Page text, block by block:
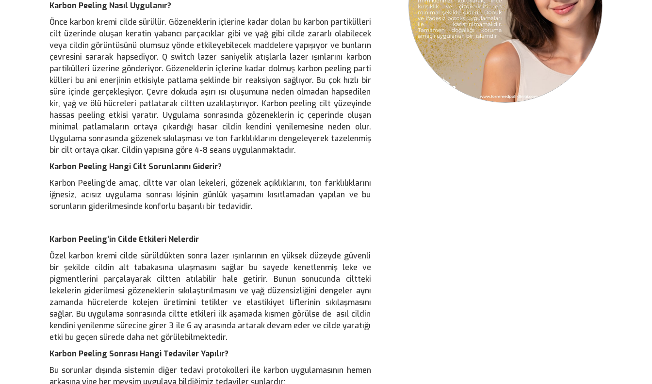
Karbon Peeling Nasıl Uygulanır?
Önce karbon kremi cilde sürülür. Gözeneklerin içlerine kadar dolan bu karbon partikülleri
cilt üzerinde oluşan keratin yabancı parçacıklar gibi ve yağ gibi cilde zararlı olabilecek
veya cildin görüntüsünü olumsuz yönde etkileyebilecek maddelere yapışıyor ve bunların
çevresini sararak hapsediyor. Q switch lazer saniyelik atışlarla lazer ışınlarını karbon
partikülleri üzerine gönderiyor. Gözeneklerin içlerine kadar dolmuş karbon peeling parti​
külleri bu ani enerjinin etkisiyle patlama şeklinde bir reaksiyon sağlıyor. Bu çok hızlı bir
süre içinde gerçekleşiyor. Çevre dokuda aşırı ısı oluşumuna neden olmadan hapsedilen
kir​,​ yağ​ ve​ ölü hücreleri patlatarak ciltten uzaklaştırıyor. Karbon peeling cilt yüzeyinde
hassas peeling etkisi yaratır. Uygulama sonrasında gözeneklerin iç çeperinde oluşan
minimal patlamaların ortaya çıkardığı hasar cildin kendini yenilemesine neden olur.
Uygulama sonrasında gözenek sıkılaşması ve ton farklılıklarını dengeleyerek tazelenmiş
bir cilt ortaya çıkar. Cildin yapısına göre 4-8 seans uygulanmaktadır.
Karbon Peeling Hangi Cilt Sorunlarını Giderir?
Karbon Peeling’de amaç, ciltte var olan lekeleri, gözenek açıklıklarını, ton farklılıklarını
iğnesiz, acısız uygulama sonrası kişinin günlük yaşamını kısıtlamadan yapılan ve bu
sorunların giderilmesinde konforlu başarılı bir tedavidir.
Karbon Peeling’in Cilde Etkileri Nelerdir
Özel karbon kremi cilde sürüldükten sonra lazer ışınlarının en yüksek düzeyde güvenli
bir şekilde cildin alt tabakasına ulaşmasını sağlar bu sayede kenetlenmiş leke ve
pigmentlerini parçalayarak ciltten atılabilir hale getirir. Bunun sonucunda ciltteki
lekelerin giderilmesi gözeneklerin sıkılaştırılmasını ve yağ düzensizliğini dengeler aynı
zamanda hücrelerde kolejen üretimini tetikler ve elastikiyet liflerinin sıkılaşmasını
sağlar. Bu uygulama sonrasında ciltte etkileri ilk aşamada kısmen görülse de asıl cildin
kendini yenilenme sürecine girer 3 ile 6 ay arasında artarak devam eder ve cilde yaratığı
etki bu geçen sürede daha net görülebilmektedir.
Karbon Peeling Sonrası Hangi Tedaviler Yapılır?
Bu sorunlar dışında sistemin diğer tedavi protokolleri ile karbon uygulamasının hemen
arkasına yine her mevsim uygulaya bildiğimiz tedaviler şunlardır;